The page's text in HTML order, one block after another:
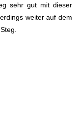
sehr gut mit dieser
weiter auf dem